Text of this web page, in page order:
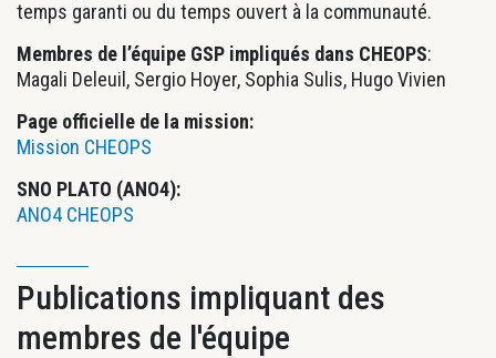
temps garanti ou du temps ouvert à la communauté.
Membres de l’équipe GSP impliqués dans CHEOPS:
Magali Deleuil, Sergio Hoyer, Sophia Sulis, Hugo Vivien
Page officielle de la mission:
Mission CHEOPS
SNO PLATO (ANO4):
ANO4 CHEOPS
Publications impliquant des
membres de l'équipe